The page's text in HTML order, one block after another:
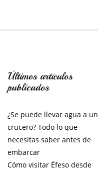
Últimos artículos
publicados
¿Se puede llevar agua a un
crucero? Todo lo que
necesitas saber antes de
embarcar
Cómo visitar Éfeso desde